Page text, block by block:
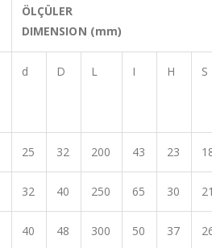
ÖLÇÜLER
DIMENSION (mm)
d D L I H S
25 32 200 43 23
32 40 250 65 30
40 48 300 50 37